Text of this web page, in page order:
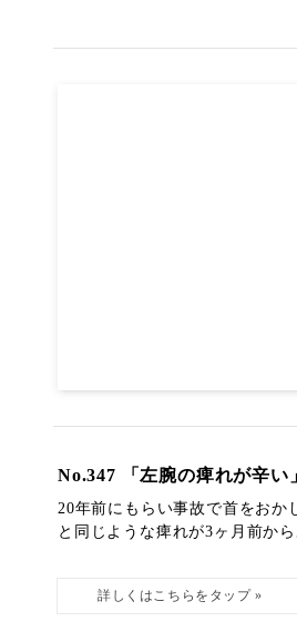
No.347 「左腕の痺れが辛い
20年前にもらい事故で首をお
と同じような痺れが3ヶ月前か